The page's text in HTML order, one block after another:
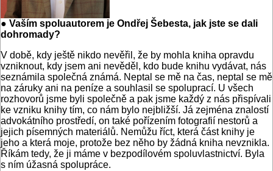
● Vaším spoluautorem je Ondřej Šebesta, jak jste se dali
dohromady?
V době, kdy ještě nikdo nevěřil, že by mohla kniha opravdu
vzniknout, kdy jsem ani nevěděl, kdo bude knihu vydávat, nás
seznámila společná známá. Neptal se mě na čas, neptal se mě
na záruky ani na peníze a souhlasil se spoluprací. U všech
rozhovorů jsme byli společně a pak jsme každý z nás přispívali
ke vzniku knihy tím, co nám bylo nejbližší. Já zejména znalostí
advokátního prostředí, on také pořízením fotografií nestorů a
jejich písemných materiálů. Nemůžu říct, která část knihy je
jeho a která moje, protože bez něho by žádná kniha nevznikla.
Říkám tedy, že ji máme v bezpodílovém spoluvlastnictví. Byla
s ním úžasná spolupráce.